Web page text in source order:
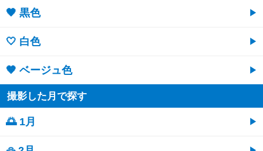
🖤 黒色
🤍 白色
🤎 ベージュ色
撮影した月で探す
🌅 1月